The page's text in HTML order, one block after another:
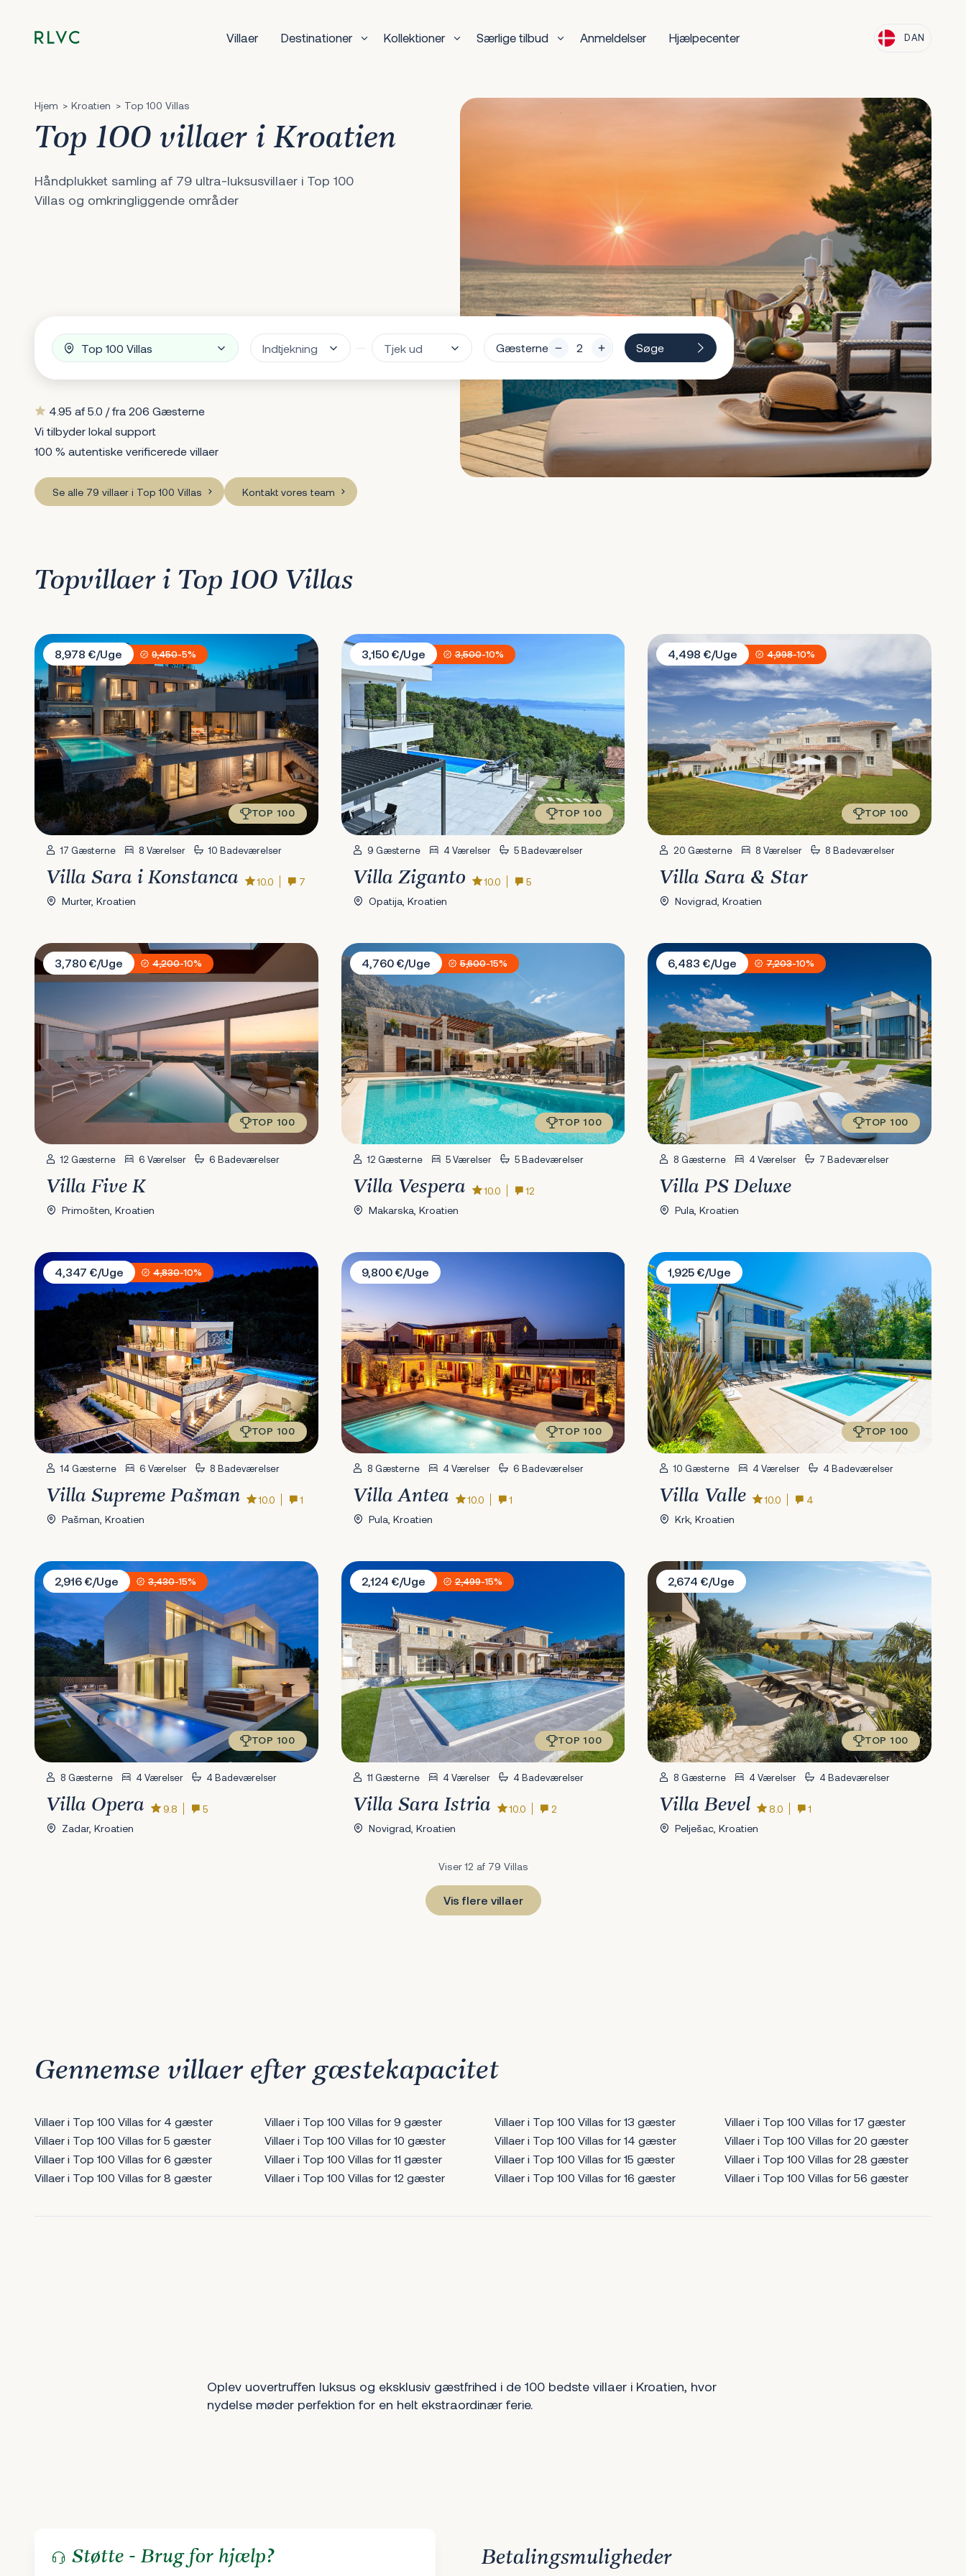
Villaer Destinationer Kollektioner Særlige tilbud Anmeldelser Hjælpecenter DAN
Hjem Kroatien Top 100 Villas
Top 100 villaer i Kroatien
Håndplukket samling af 79 ultra-luksusvillaer i Top 100
Villas og omkringliggende områder
Gæsterne Søge
4.95 af 5.0 / fra 206 Gæsterne
Vi tilbyder lokal support
100 % autentiske verificerede villaer
Se alle 79 villaer i Top 100 Villas Kontakt vores team
Topvillaer i Top 100 Villas
Villa Sara i Konstanca
8,978 €/Uge
9,450-5%
TOP 100
17 Gæsterne 8 Værelser 10 Badeværelser
Villa Sara i Konstanca 10.0
7
Murter, Kroatien
Villa Ziganto
3,150 €/Uge
3,500-10%
TOP 100
9 Gæsterne 4 Værelser 5 Badeværelser
Villa Ziganto 10.0
5
Opatija, Kroatien
Villa Sara & Star
4,498 €/Uge
4,998-10%
TOP 100
20 Gæsterne 8 Værelser 8 Badeværelser
Villa Sara & Star
Novigrad, Kroatien
Villa Five K
3,780 €/Uge
4,200-10%
TOP 100
12 Gæsterne 6 Værelser 6 Badeværelser
Villa Five K
Primošten, Kroatien
Villa Vespera
4,760 €/Uge
5,600-15%
TOP 100
12 Gæsterne 5 Værelser 5 Badeværelser
Villa Vespera 10.0
12
Makarska, Kroatien
Villa PS Deluxe
6,483 €/Uge
7,203-10%
TOP 100
8 Gæsterne 4 Værelser 7 Badeværelser
Villa PS Deluxe
Pula, Kroatien
Villa Supreme Pašman
4,347 €/Uge
4,830-10%
TOP 100
14 Gæsterne 6 Værelser 8 Badeværelser
Villa Supreme Pašman 10.0
1
Pašman, Kroatien
Villa Antea
9,800 €/Uge
TOP 100
8 Gæsterne 4 Værelser 6 Badeværelser
Villa Antea 10.0
1
Pula, Kroatien
Villa Valle
1,925 €/Uge
TOP 100
10 Gæsterne 4 Værelser 4 Badeværelser
Villa Valle 10.0
4
Krk, Kroatien
Villa Opera
2,916 €/Uge
3,430-15%
TOP 100
8 Gæsterne 4 Værelser 4 Badeværelser
Villa Opera 9.8
5
Zadar, Kroatien
Villa Sara Istria
2,124 €/Uge
2,499-15%
TOP 100
11 Gæsterne 4 Værelser 4 Badeværelser
Villa Sara Istria 10.0
2
Novigrad, Kroatien
Villa Bevel
2,674 €/Uge
TOP 100
8 Gæsterne 4 Værelser 4 Badeværelser
Villa Bevel 8.0
1
Pelješac, Kroatien
Viser 12 af 79 Villas
Vis flere villaer
Gennemse villaer efter gæstekapacitet
Villaer i Top 100 Villas for 4 gæster
Villaer i Top 100 Villas for 5 gæster
Villaer i Top 100 Villas for 6 gæster
Villaer i Top 100 Villas for 8 gæster
Villaer i Top 100 Villas for 9 gæster
Villaer i Top 100 Villas for 10 gæster
Villaer i Top 100 Villas for 11 gæster
Villaer i Top 100 Villas for 12 gæster
Villaer i Top 100 Villas for 13 gæster
Villaer i Top 100 Villas for 14 gæster
Villaer i Top 100 Villas for 15 gæster
Villaer i Top 100 Villas for 16 gæster
Villaer i Top 100 Villas for 17 gæster
Villaer i Top 100 Villas for 20 gæster
Villaer i Top 100 Villas for 28 gæster
Villaer i Top 100 Villas for 56 gæster
Oplev uovertruffen luksus og eksklusiv gæstfrihed i de 100 bedste villaer i Kroatien, hvor
nydelse møder perfektion for en helt ekstraordinær ferie.
Støtte - Brug for hjælp? Betalingsmuligheder